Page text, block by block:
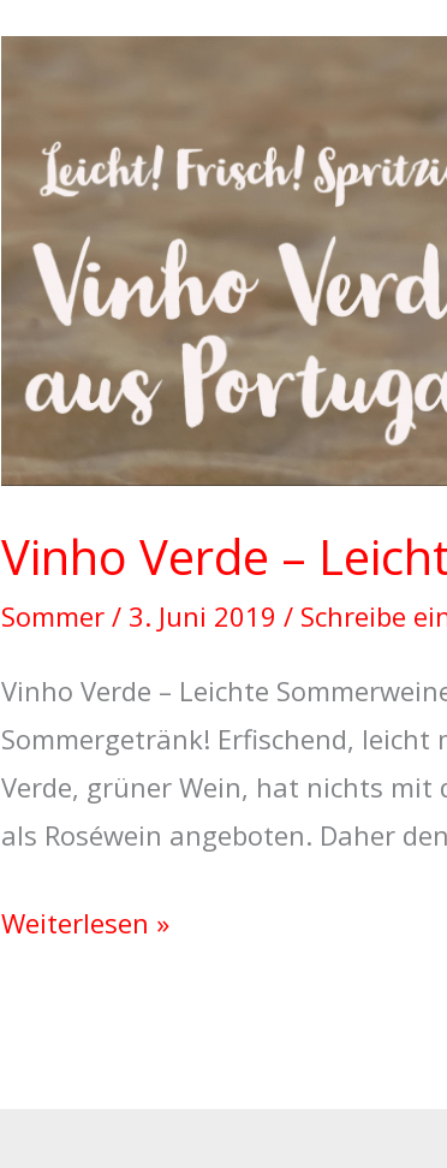
Vinho Verde –
Sommer/ 3. Juni 2019 / Schreibe
Vinho Verde – Leichte
Sommergetränk! Erfischend, leicht
Verde, grüner Wein, hat nichts mit
als Roséwein angeboten. Daher
Leichte
Sommerweine
aus
Weiterlesen »